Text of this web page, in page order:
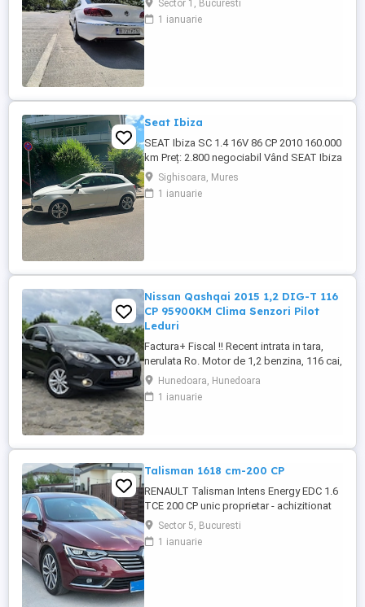
100% Reali! (Ofer seria) Dotării: - Auto hold
- Senzori parcare fata spate cu afisaj -
Sector 1, Bucuresti
1 ianuarie
Seat Ibiza
SEAT Ibiza SC 1.4 16V 86 CP 2010 160.000
km Preț: 2.800 negociabil Vând SEAT Ibiza
SC (3 uși), an fabricație 2010, în stare
tehnică foarte bună. Detalii: * Motor 1.4
16V benzină 86 CP * Cutie manuală, 5
Sighisoara, Mures
1 ianuarie
Nissan Qashqai 2015 1,2 DIG-T 116
CP 95900KM Clima Senzori Pilot
Leduri
Factura+ Fiscal !! Recent intrata in tara,
nerulata Ro. Motor de 1,2 benzina, 116 cai,
4 pistoane, distributie Lant Cutie manuala
6+1 95900 km Absolut Reali. carte service,
facturi de intretinere. Ultimu service la 13.
Hunedoara, Hunedoara
1 ianuarie
Talisman 1618 cm-200 CP
RENAULT Talisman Intens Energy EDC 1.6
TCE 200 CP unic proprietar - achizitionat
de nou din Romania istoric service la zi
doar la reprezentanta faruri full LED
proiectoare LED sistem audio BOSE
Sector 5, Bucuresti
1 ianuarie